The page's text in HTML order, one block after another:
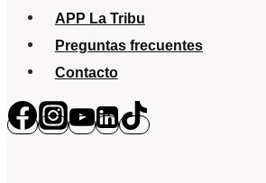
APP La Tribu
Preguntas frecuentes
Contacto